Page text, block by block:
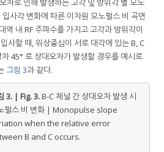
차로 인해 발생하는 고각 및 방위각 별 모노
사각 변화에 따른 이차원 모노펄스 비 곡면
내 RF 주파수를 가지고 고각과 방위각이
사할 때, 위상중심이 서로 대각에 있는 B, C
45° 로 상대오차가 발생할 경우를 예시로
그림 3과 같다.
3. | Fig. 3.B-C 채널 간 상대오차 발생 시
펄스 비 변화 | Monopulse slope
when the relative error
B and C occurs.